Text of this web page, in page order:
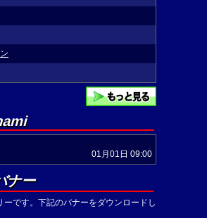
01月01日 09:00
ナー
ーです。下記のバナーをダウンロードし